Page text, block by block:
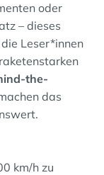
oder
– dieses
Leser*innen
the-
das
km/h zu